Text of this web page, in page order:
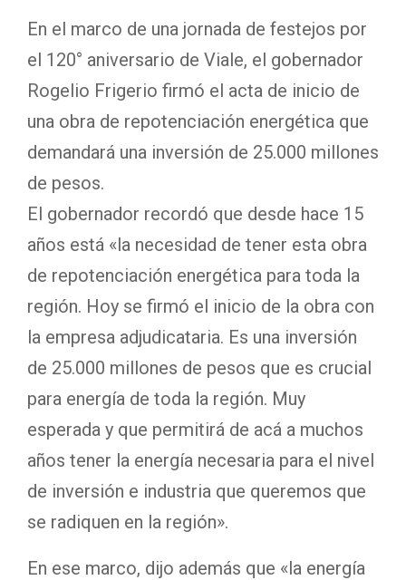
En el marco de una jornada de festejos por
el 120° aniversario de Viale, el gobernador
Rogelio Frigerio firmó el acta de inicio de
una obra de repotenciación energética que
demandará una inversión de 25.000 millones
de pesos.
El gobernador recordó que desde hace 15
años está «la necesidad de tener esta obra
de repotenciación energética para toda la
región. Hoy se firmó el inicio de la obra con
la empresa adjudicataria. Es una inversión
de 25.000 millones de pesos que es crucial
para energía de toda la región. Muy
esperada y que permitirá de acá a muchos
años tener la energía necesaria para el nivel
de inversión e industria que queremos que
se radiquen en la región».
En ese marco, dijo además que «la energía